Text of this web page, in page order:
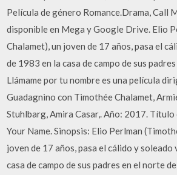
Película de género Romance.Drama, Call
disponible en Mega y Google Drive. Elio
Chalamet), un joven de 17 años, pasa el
de 1983 en la casa de campo de sus
Llámame por tu nombre es una película
Guadagnino con Timothée Chalamet,
Stuhlbarg, Amira Casar,. Año: 2017.
Your Name. Sinopsis: Elio Perlman
joven de 17 años, pasa el cálido y soleado
casa de campo de sus padres en el norte